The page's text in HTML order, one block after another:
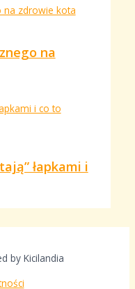
na
łapkami i
by Kicilandia